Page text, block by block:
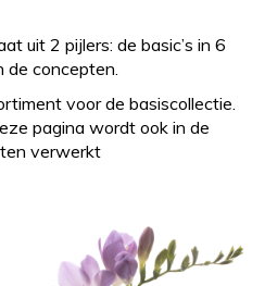
uit 2 pijlers: de basic’s in 6
de concepten.
voor de basiscollectie.
pagina wordt ook in de
verwerkt